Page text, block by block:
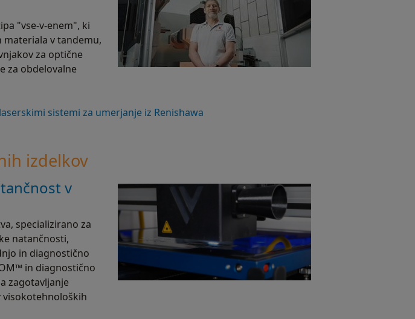
"vse-v-enem", ki
materiala v tandemu,
za optične
za obdelovalne
sistemi za umerjanje iz Renishawa
izdelkov
v
specializirano za
natančnosti,
in diagnostično
in diagnostično
zagotavljanje
visokotehnoloških